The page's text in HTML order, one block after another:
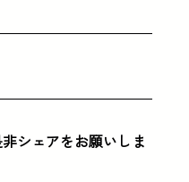
シェアをお願いしま